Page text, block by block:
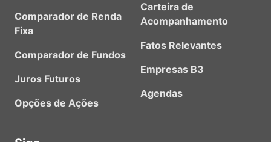
Comparador de Renda
Fixa
Comparador de Fundos
Juros Futuros
Opções de Ações
Carteira de
Acompanhamento
Fatos Relevantes
Empresas B3
Agendas